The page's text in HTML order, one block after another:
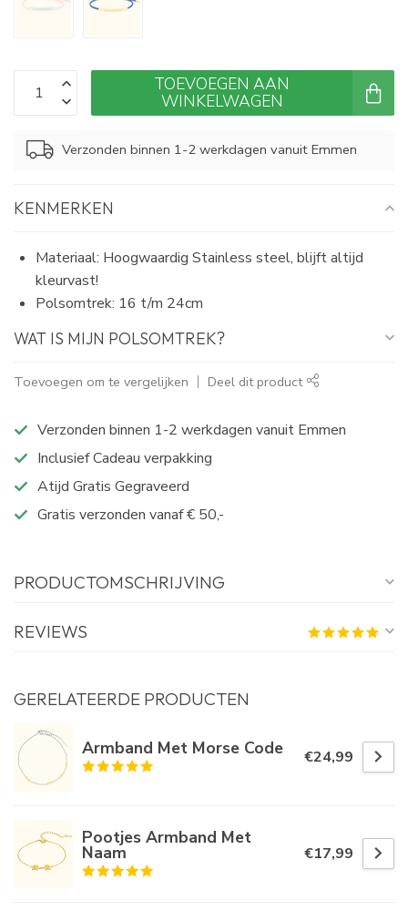
TOEVOEGEN AAN
WINKELWAGEN
Verzonden binnen 1-2 werkdagen vanuit Emmen
KENMERKEN
Materiaal: Hoogwaardig Stainless steel, blijft altijd
kleurvast!
Polsomtrek: 16 t/m 24cm
WAT IS MIJN POLSOMTREK?
Toevoegen om te vergelijken Deel dit product
Verzonden binnen 1-2 werkdagen vanuit Emmen
Inclusief Cadeau verpakking
Atijd Gratis Gegraveerd
Gratis verzonden vanaf € 50,-
PRODUCTOMSCHRIJVING
REVIEWS
GERELATEERDE PRODUCTEN
Armband Met Morse Code €24,99
Pootjes Armband Met
Naam €17,99